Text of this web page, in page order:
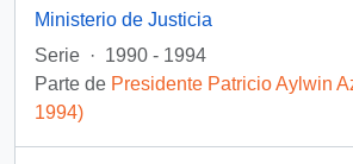
Ministerio de Justicia
Serie · 1990 - 1994
Parte de Presidente Patricio Aylwin
1994)